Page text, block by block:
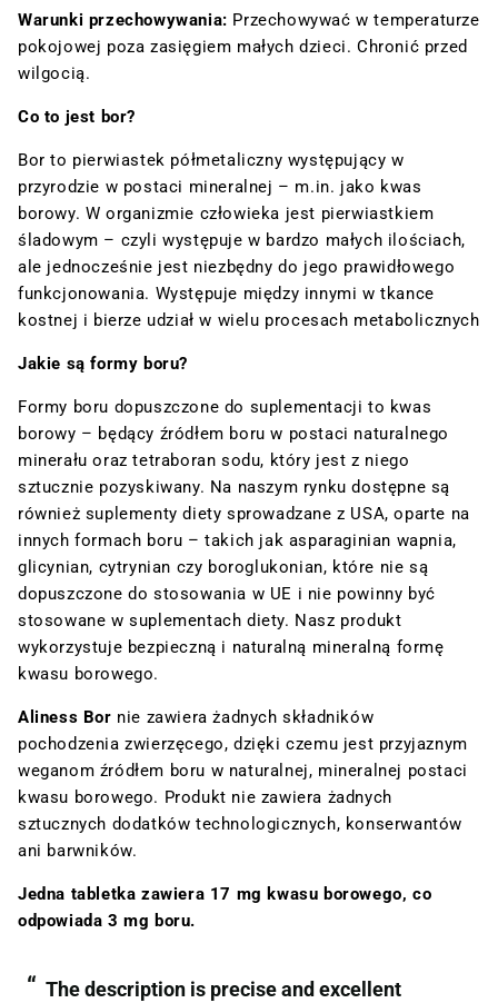
Warunki przechowywania: Przechowywać w temperaturze
pokojowej poza zasięgiem małych dzieci. Chronić przed
wilgocią.
Co to jest bor?
Bor to pierwiastek półmetaliczny występujący w
przyrodzie w postaci mineralnej – m.in. jako kwas
borowy. W organizmie człowieka jest pierwiastkiem
śladowym – czyli występuje w bardzo małych ilościach,
ale jednocześnie jest niezbędny do jego prawidłowego
funkcjonowania. Występuje między innymi w tkance
kostnej i bierze udział w wielu procesach metabolicznych
Jakie są formy boru?
Formy boru dopuszczone do suplementacji to kwas
borowy – będący źródłem boru w postaci naturalnego
minerału oraz tetraboran sodu, który jest z niego
sztucznie pozyskiwany. Na naszym rynku dostępne są
również suplementy diety sprowadzane z USA, oparte na
innych formach boru – takich jak asparaginian wapnia,
glicynian, cytrynian czy boroglukonian, które nie są
dopuszczone do stosowania w UE i nie powinny być
stosowane w suplementach diety. Nasz produkt
wykorzystuje bezpieczną i naturalną mineralną formę
kwasu borowego.
Aliness Bor nie zawiera żadnych składników
pochodzenia zwierzęcego, dzięki czemu jest przyjaznym
weganom źródłem boru w naturalnej, mineralnej postaci
kwasu borowego. Produkt nie zawiera żadnych
sztucznych dodatków technologicznych, konserwantów
ani barwników.
Jedna tabletka zawiera 17 mg kwasu borowego, co
odpowiada 3 mg boru.
“ The description is precise and excellent